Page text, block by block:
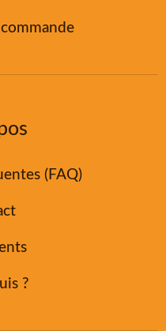
(FAQ)
?